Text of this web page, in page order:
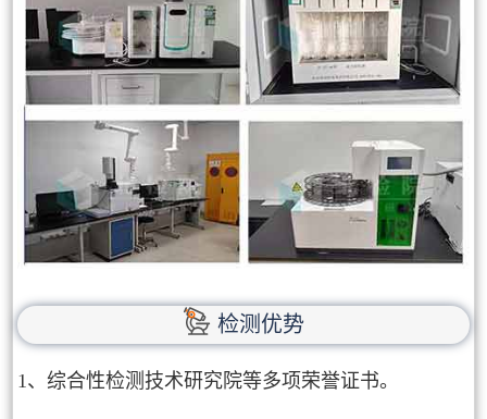
检测优势
1、综合性检测技术研究院等多项荣誉证书。